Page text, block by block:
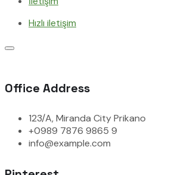
Hızlı iletişim
Office Address
123/A, Miranda City Prikano
+0989 7876 9865 9
info@example.com